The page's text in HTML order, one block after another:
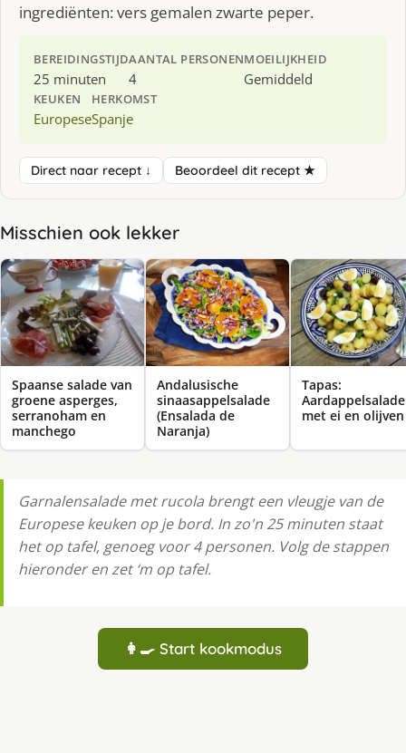
ingrediënten: vers gemalen zwarte peper.
BEREIDINGSTIJD
25 minuten
AANTAL PERSONEN
4
MOEILIJKHEID
Gemiddeld
KEUKEN
Europese
HERKOMST
Spanje
Direct naar recept ↓ Beoordeel dit recept ★
Misschien ook lekker
Spaanse salade van
groene asperges,
serranoham en
manchego
Andalusische
sinaasappelsalade
(Ensalada de
Naranja)
Tapas:
Aardappelsalade
met ei en olijven
Garnalensalade met rucola brengt een vleugje van de
Europese keuken op je bord. In zo'n 25 minuten staat
het op tafel, genoeg voor 4 personen. Volg de stappen
hieronder en zet ‘m op tafel.
👩‍🍳 Start kookmodus